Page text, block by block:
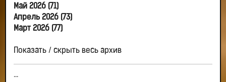
Май 2026 (71)
Апрель 2026 (73)
Март 2026 (77)
Показать / скрыть весь архив
...